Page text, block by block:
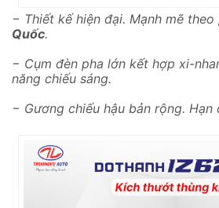
− Thiết kế hiện đại. Mạnh mẽ
Quốc.
− Cụm đèn pha lớn kết hợp xi-
năng chiếu sáng.
− Gương chiếu hậu bản rộng. Hạn